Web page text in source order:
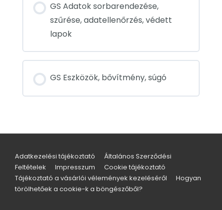
GS Adatok sorbarendezése,
szűrése, adatellenőrzés, védett
lapok
GS Eszközök, bővítmény, súgó
Adatkezelési tájékoztató
Általános Szerződési
Feltételek
Impresszum
Cookie tájékoztató
Tájékoztató a vásárlói vélemények kezeléséről
Hogyan
törölhetőek a cookie-k a böngészőből?